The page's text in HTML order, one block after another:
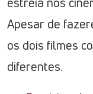
Apesar de
os dois filmes
diferentes.